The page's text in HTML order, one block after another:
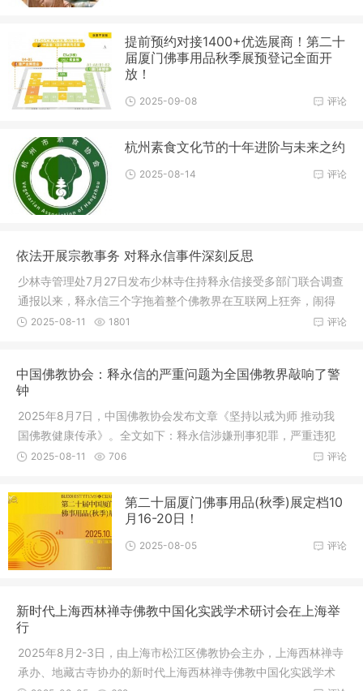
提前预约对接1400+优选展商！第二十
届厦门佛事用品秋季展预登记全面开
放！
评论
2025-09-08
杭州素食文化节的十年进阶与未来之约
评论
2025-08-14
依法开展宗教事务 对释永信事件深刻反思
少林寺管理处7月27日发布少林寺住持释永信接受多部门联合调查
通报以来，释永信三个字拖着整个佛教界在互联网上狂奔，闹得
沸沸扬
评论
2025-08-11 1801
中国佛教协会：释永信的严重问题为全国佛教界敲响了警
钟
2025年8月7日，中国佛教协会发布文章《坚持以戒为师 推动我
国佛教健康传承》。全文如下：释永信涉嫌刑事犯罪，严重违犯
佛教戒律
评论
2025-08-11 706
第二十届厦门佛事用品(秋季)展定档10
月16-20日！
评论
2025-08-05
新时代上海西林禅寺佛教中国化实践学术研讨会在上海举
行
2025年8月2-3日，由上海市松江区佛教协会主办，上海西林禅寺
承办、地藏古寺协办的新时代上海西林禅寺佛教中国化实践学术